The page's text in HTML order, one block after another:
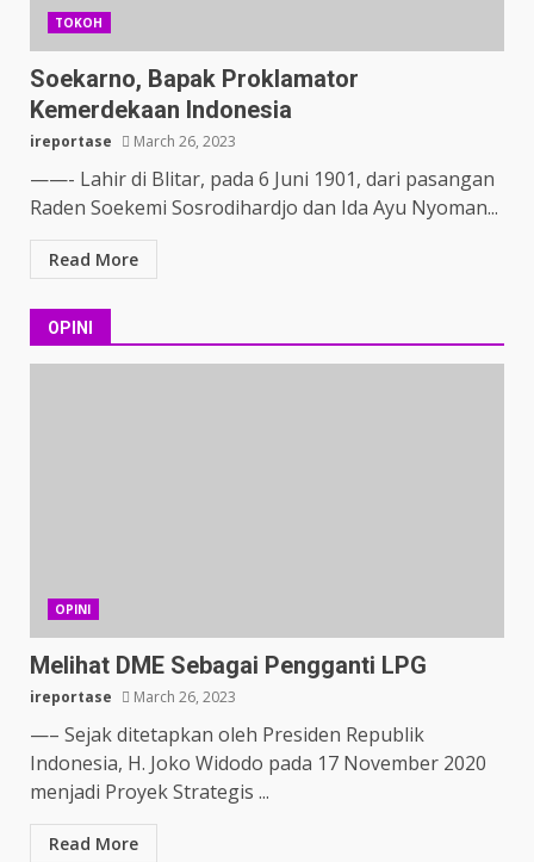
TOKOH
Soekarno, Bapak Proklamator
Kemerdekaan Indonesia
ireportase March 26, 2023
——- Lahir di Blitar, pada 6 Juni 1901, dari pasangan
Raden Soekemi Sosrodihardjo dan Ida Ayu Nyoman...
Read More
OPINI
OPINI
Melihat DME Sebagai Pengganti LPG
ireportase March 26, 2023
—– Sejak ditetapkan oleh Presiden Republik
Indonesia, H. Joko Widodo pada 17 November 2020
menjadi Proyek Strategis ...
Read More